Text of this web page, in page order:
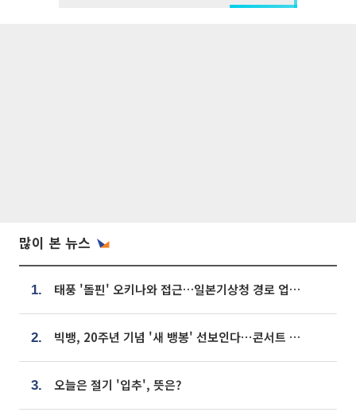
많이 본 뉴스
1. 태풍 '돌핀' 오키나와 접근…일본기상청 경로 업데이트
2. 빅뱅, 20주년 기념 '새 뱅봉' 선보인다⋯콘서트 앞두고 팝업 개최
3. 오늘은 절기 '입추', 뜻은?